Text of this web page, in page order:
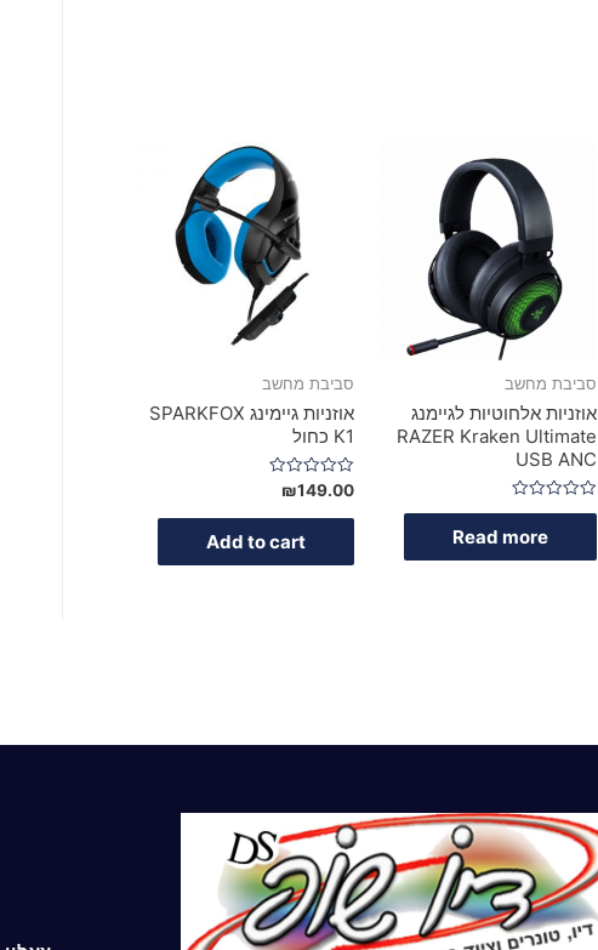
סביבת מחשב
אוזניות אלחוטיות לגיימנג
RAZER Kraken Ultimate
USB ANC
Rated
Read more
סביבת מחשב
אוזניות גיימינג SPARKFOX
K1 כחול
Rated
0
out
₪149.00
Add to cart